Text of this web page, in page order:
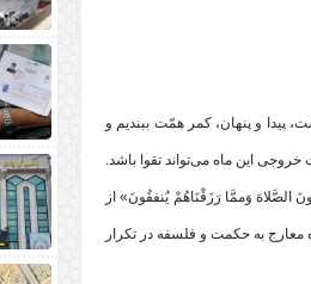
پیدا و پنهان، کمر همّت ببندیم و
است خروجی این ماه می‌تواند تقوا باشد.
وَیُقیمُونَ الصَّلاهَ وَممَّا رَزَقْنَاهُمْ یُنفقُونَ» از
است. بحث اصلی ما هم نماز است ‌؛ عبادتی که هر روز ۵ نوبت اقامه می‌شود. آیات ۱۹ تا ۳۴ از سوره معارج به حکمت و فلسفه در تکرار